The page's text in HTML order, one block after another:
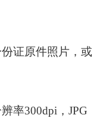
证原件照片，或
率300dpi， JPG